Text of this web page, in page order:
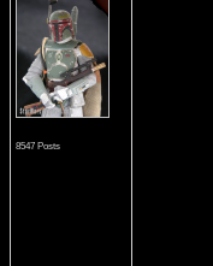
8547 Posts